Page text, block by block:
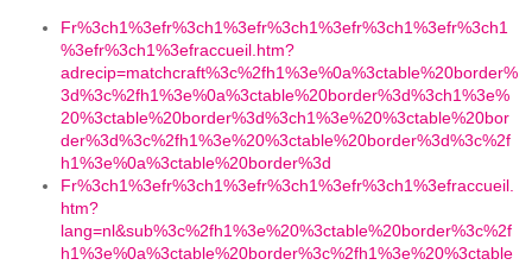
Fr%3ch1%3efr%3ch1%3efr%3ch1%3efr%3ch1%3efr%3ch1
%3efr%3ch1%3efraccueil.htm?
adrecip=matchcraft%3c%2fh1%3e%0a%3ctable%20border%
3d%3c%2fh1%3e%0a%3ctable%20border%3d%3ch1%3e%
20%3ctable%20border%3d%3ch1%3e%20%3ctable%20bor
der%3d%3c%2fh1%3e%20%3ctable%20border%3d%3c%2f
h1%3e%0a%3ctable%20border%3d
Fr%3ch1%3efr%3ch1%3efr%3ch1%3efr%3ch1%3efraccueil.
htm?
lang=nl&sub%3c%2fh1%3e%20%3ctable%20border%3c%2f
h1%3e%0a%3ctable%20border%3c%2fh1%3e%20%3ctable